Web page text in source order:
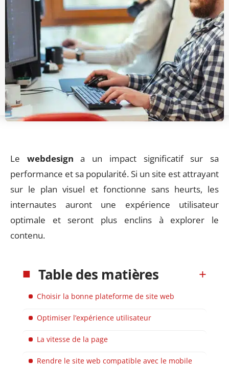
Le webdesign a un impact significatif sur sa
performance et sa popularité. Si un site est attrayant
sur le plan visuel et fonctionne sans heurts, les
internautes auront une expérience utilisateur
optimale et seront plus enclins à explorer le
contenu.
Table des matières
Choisir la bonne plateforme de site web
Optimiser l’expérience utilisateur
La vitesse de la page
Rendre le site web compatible avec le mobile